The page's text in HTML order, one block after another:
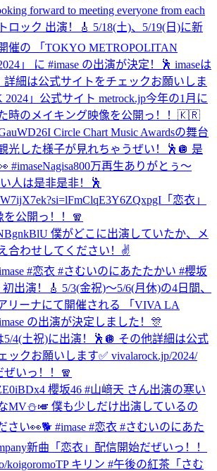
forward to meeting everyone from each
ロック 出演！🎸 5/18(土)、5/19(日)に新
催の 「TOKYO METROPOLITAN
」 に #imase の出演が決定！🕺 imaseは
詳細は公式サイトをチェックお願いしま
2024」公式サイト metrock.jp今年の1月に
時のメイキング映像を公開っ！！🇰🇷
Circle Chart Music Awardsの舞台
光した様子が見れちゃうぜい！🕺🪩 是
#imaseNagisa800万再生ありがとぅ〜
人は是非是非！🕺
「恋衣」
公開っ！！🧣
僕がどこに出演していたか、メ
合わせしてください！✌️
#恋衣 #さむいのにあたたかい #櫻坂
出演！🎸 5/3(金祝)〜5/6(月休)の4日間、
リーナにて開催される 「VIVA LA
の出演が決定しました！🎊
5/4(土祝)に出演！🕺🪩 その他詳細は公式
ックお願いします✅ vivalarock.jp/2024/
ぜいっ！！🧣
櫻坂46 #山﨑天 さん出演の寒い
MV⛄️🎺 僕も少しだけ出演しているの
さい👀🐕 #imase #恋衣 #さむいのにあた
新曲「恋衣」配信開始だぜいっ！！
koigoromoTP キリン #午後の紅茶「さむ